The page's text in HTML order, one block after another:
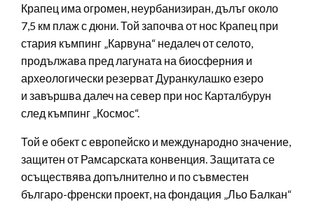
Крапец има огромен, неурбанизиран, дълъг около
7,5 км плаж с дюни. Той започва от нос Крапец при
стария къмпинг „Карвуна“ недалеч от селото,
продължава пред лагуната на биосферния и
археологически резерват Дуранкулашко езеро
и завършва далеч на север при нос Карталбурун
след къмпинг „Космос“.
Той е обект с европейско и международно значение,
защитен от Рамсарската конвенция. Защитата се
осъществява допълнително и по съвместен
българо-френски проект, на фондация „Льо Балкан“